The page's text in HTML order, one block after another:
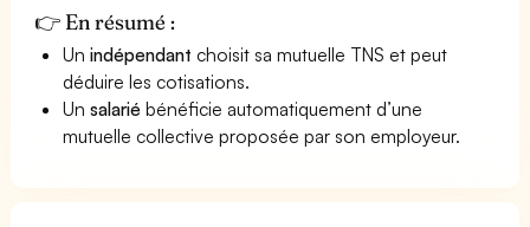
👉 En résumé :
Unindépendant choisit sa mutuelle TNS et peut
déduire les cotisations.
Unsalarié bénéficie automatiquement d’une
mutuelle collective proposée par son employeur.